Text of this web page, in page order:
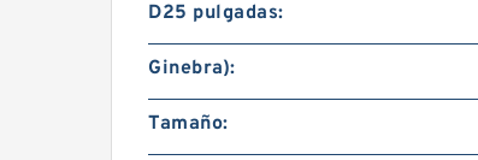
D25 pulgadas:
Ginebra):
Tamaño: